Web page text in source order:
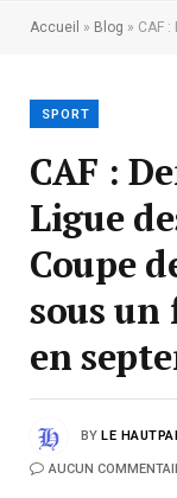
Accueil » Blog » CAF :
SPORT
CAF :
Ligue
Coupe
sous
en
BY LE
AUCUN